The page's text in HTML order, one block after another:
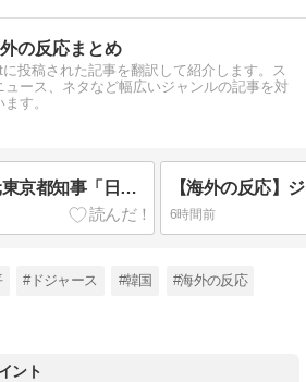
の反応まとめ
に投稿された記事を翻訳して紹介します。ス
ュース、ネタなど幅広いジャンルの記事を対
す。
【海外の反応】舛添元東京都知事「日本は外国人労働者の受け入れ準備ができていない」 → 「変化を嫌い過ぎて準備なんて一生できないぞ」「少子化が問題として挙がったのは何年も前の話なのに」
6時間前
#ドジャース #韓国 #海外の反応
ント